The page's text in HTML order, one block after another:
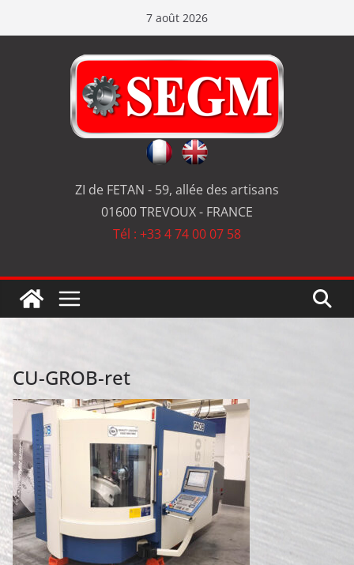
7 août 2026
ZI de FETAN - 59, allée des artisans
01600 TREVOUX - FRANCE
Tél : +33 4 74 00 07 58
CU-GROB-ret